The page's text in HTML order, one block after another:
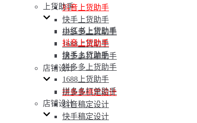
抖音上货助手
快手上货助手
拼多多上货助手
1688上货助手
拼多多打单助手
店铺设计
拼多多稿定设计
抖音稿定设计
快手稿定设计
上货助手
小红书上货助手
抖音上货助手
快手上货助手
拼多多上货助手
1688上货助手
拼多多打单助手
店铺设计